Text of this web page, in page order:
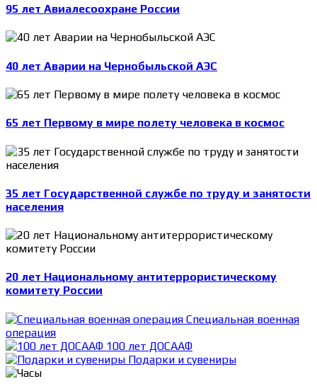
95 лет Авиалесоохране России
40 лет Аварии на Чернобыльской АЭС
65 лет Первому в мире полету человека в космос
35 лет Государственной службе по труду и занятости
населения
20 лет Национальному антитеррористическому
комитету России
Специальная военная
операция
100 лет ДОСААФ
Подарки и сувениры